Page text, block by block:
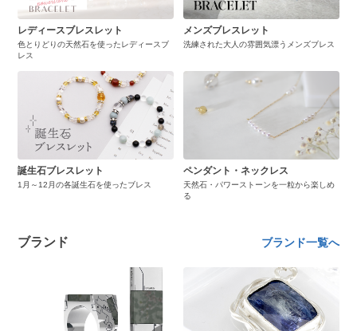
レディースブレスレット
色とりどりの天然石を使ったレディースブ
レス
メンズブレスレット
洗練された大人の雰囲気漂うメンズブレス
誕生石ブレスレット
1月～12月の各誕生石を使ったブレス
ペンダント・ネックレス
天然石・パワーストーンを一粒から楽しめ
る
ブランド ブランド一覧へ